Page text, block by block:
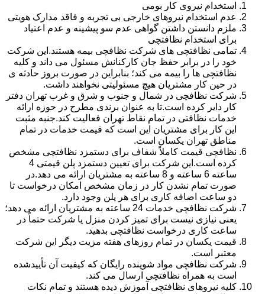
استخدام نیروی کار بومی
عدم استخدام نیروهای خارجی بی تجربه و فاقد مدارک هویتی
ملزم دانستن داشتن گواهی عدم سو پیشینه و عدم اعتیاد
برای استخدام نظافتچی
تمامی نظافتچی های شرکت نظافچی بیمه هستند.این شرکت
خود را در برابر حفظ جان کارکنانش مسئول می داند و کلیه
نظافتچی ها را بیمه می کند؛ بنابراین در صورت بروز حادثه ی
در حین کار مشتریان هیچ مسئولیتی نخواهند داشت.
شرکت نظافچی در شمال و جنوب و شرق و غرب تهران دفتر
کار دایر کرده است.تا به عنوان برندی مطرح در حوزه ارائه
خدمات نظافتی در تمام نقاط تهران فعالیت کند.جنبه مثبت
این کار برای مشتریان این است که قیمت خدمات در تمام
مناطق تهران یکسان است.
نظافچی قیمت کاملاً شفاف برای دستمزد نظافتچی مشخص
کرده است.این شرکت برای تعیین دستمزد پلن قیمتی 4
ساعته 6 ساعته و 8 ساعته به مشتریان ارائه می دهد.در
صورت تمام نشدن کار در زمان مشخص امکان درخواست تا
دو ساعت اضافه کاری برای هر پلن وجود دارد.
شرکت نظافچی خدمات 24 ساعته به مشتریان ارائه می دهد؛
یعنی نیازی نیست برای تمیز کردن منزل یا شرکت حتماً در
ساعت کاری درخواست نظافتچی بدهید.
قیمت یکسان در تمام روزهای هفته مزیت دیگر این شرکت
معتبر است.
شرکت نظافچی مواد شوینده رایگان که کیفیت آن تأییدشده
است به همراه نظافتچی ارسال می کند.
کلیه نیروهای نظافتچی آموزش دیده هستند و تمام نکات